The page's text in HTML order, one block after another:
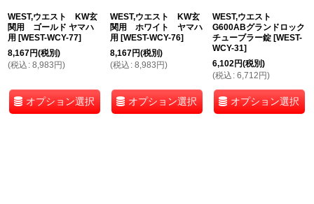
WEST,ウエスト KW玄
関用 ゴールド ヤマハ
用 [WEST-WCY-77]
8,167円(税別)
(税込 : 8,983円)
オプション選択
WEST,ウエスト KW玄
関用 ホワイト ヤマハ
用 [WEST-WCY-76]
8,167円(税別)
(税込 : 8,983円)
オプション選択
WEST,ウエスト
G600ABグランドロック
チューブラー錠 [WEST-
WCY-31]
6,102円(税別)
(税込 : 6,712円)
オプション選択